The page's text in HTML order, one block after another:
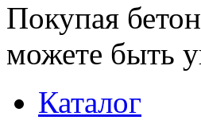
Покупая
можете быть
Каталог